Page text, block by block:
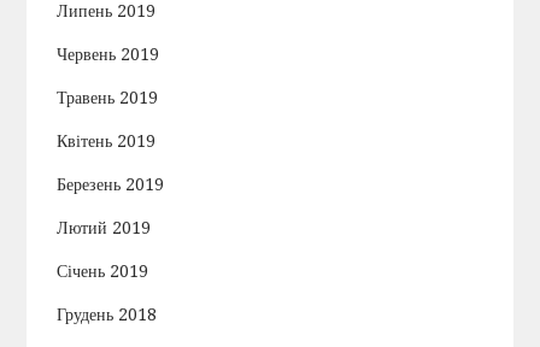
Липень 2019
Червень 2019
Травень 2019
Квітень 2019
Березень 2019
Лютий 2019
Січень 2019
Грудень 2018